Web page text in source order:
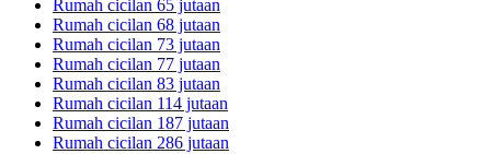
Rumah cicilan 65 jutaan
Rumah cicilan 68 jutaan
Rumah cicilan 73 jutaan
Rumah cicilan 77 jutaan
Rumah cicilan 83 jutaan
Rumah cicilan 114 jutaan
Rumah cicilan 187 jutaan
Rumah cicilan 286 jutaan